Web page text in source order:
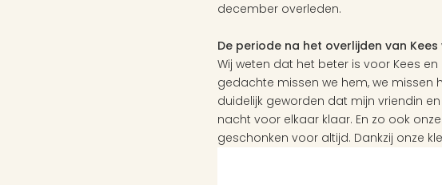
december overleden.
De periode na het overlijden van
Wij weten dat het beter is voor Kees
gedachte missen we hem, we missen
duidelijk geworden dat mijn vriendin
nacht voor elkaar klaar. En zo ook
geschonken voor altijd. Dankzij onze